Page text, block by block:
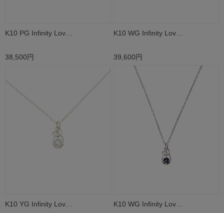
K10 PG Infinity Lov…
38,500円
K10 WG Infinity Lov…
39,600円
K10 YG Infinity Lov… K10 WG Infinity Lov…